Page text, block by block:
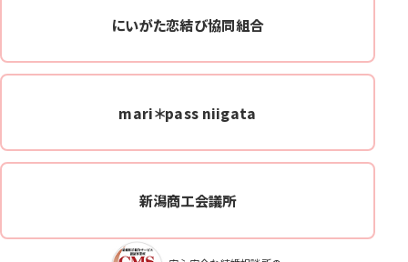
にいがた恋結び協同組合
mari＊pass niigata
新潟商工会議所